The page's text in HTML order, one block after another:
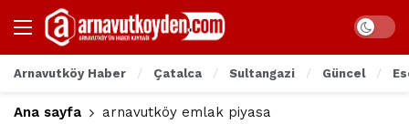
Arnavutköy Haber Çatalca Sultangazi Güncel
Ana sayfa arnavutköy emlak piyasa